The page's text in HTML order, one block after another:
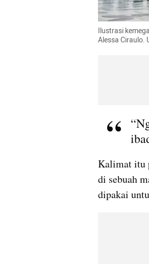
Ilustrasi
Alessa Ciraulo.
Kalimat itu
di sebuah
dipakai